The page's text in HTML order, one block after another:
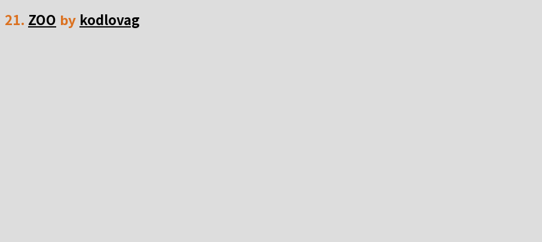
21. ZOO by kodlovag